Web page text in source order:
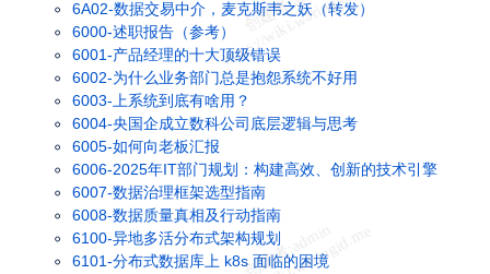
6A02-数据交易中介，麦克斯韦之妖（转发）
6000-述职报告（参考）
6001-产品经理的十大顶级错误
6002-为什么业务部门总是抱怨系统不好用
6003-上系统到底有啥用？
6004-央国企成立数科公司底层逻辑与思考
6005-如何向老板汇报
6006-2025年IT部门规划：构建高效、创新的技术引擎
6007-数据治理框架选型指南
6008-数据质量真相及行动指南
6100-异地多活分布式架构规划
6101-分布式数据库上 k8s 面临的困境